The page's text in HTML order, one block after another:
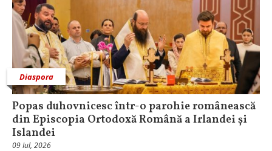
Diaspora
Popas duhovnicesc într-o parohie românească
din Episcopia Ortodoxă Română a Irlandei și
Islandei
09 Iul, 2026